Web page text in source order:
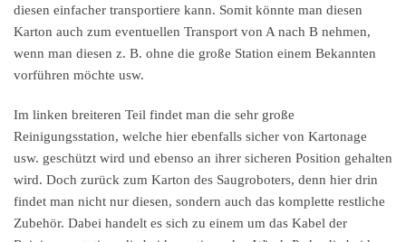
diesen einfacher transportiere kann. Somit könnte man diesen
Karton auch zum eventuellen Transport von A nach B nehmen,
wenn man diesen z. B. ohne die große Station einem Bekannten
vorführen möchte usw.
Im linken breiteren Teil findet man die sehr große
Reinigungsstation, welche hier ebenfalls sicher von Kartonage
usw. geschützt wird und ebenso an ihrer sicheren Position gehalten
wird. Doch zurück zum Karton des Saugroboters, denn hier drin
findet man nicht nur diesen, sondern auch das komplette restliche
Zubehör. Dabei handelt es sich zu einem um das Kabel der